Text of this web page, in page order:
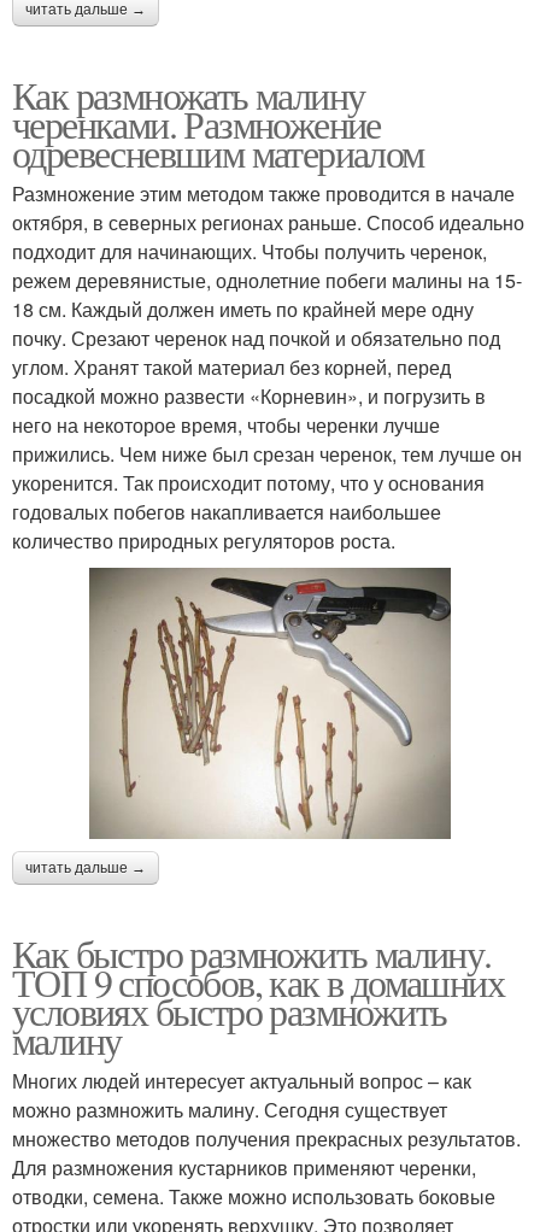
читать дальше →
Как размножать малину
черенками. Размножение
одревесневшим материалом
Размножение этим методом также проводится в начале
октября, в северных регионах раньше. Способ идеально
подходит для начинающих. Чтобы получить черенок,
режем деревянистые, однолетние побеги малины на 15-
18 см. Каждый должен иметь по крайней мере одну
почку. Срезают черенок над почкой и обязательно под
углом. Хранят такой материал без корней, перед
посадкой можно развести «Корневин», и погрузить в
него на некоторое время, чтобы черенки лучше
прижились. Чем ниже был срезан черенок, тем лучше он
укоренится. Так происходит потому, что у основания
годовалых побегов накапливается наибольшее
количество природных регуляторов роста.
читать дальше →
Как быстро размножить малину.
ТОП 9 способов, как в домашних
условиях быстро размножить
малину
Многих людей интересует актуальный вопрос – как
можно размножить малину. Сегодня существует
множество методов получения прекрасных результатов.
Для размножения кустарников применяют черенки,
отводки, семена. Также можно использовать боковые
отростки или укоренять верхушку. Это позволяет